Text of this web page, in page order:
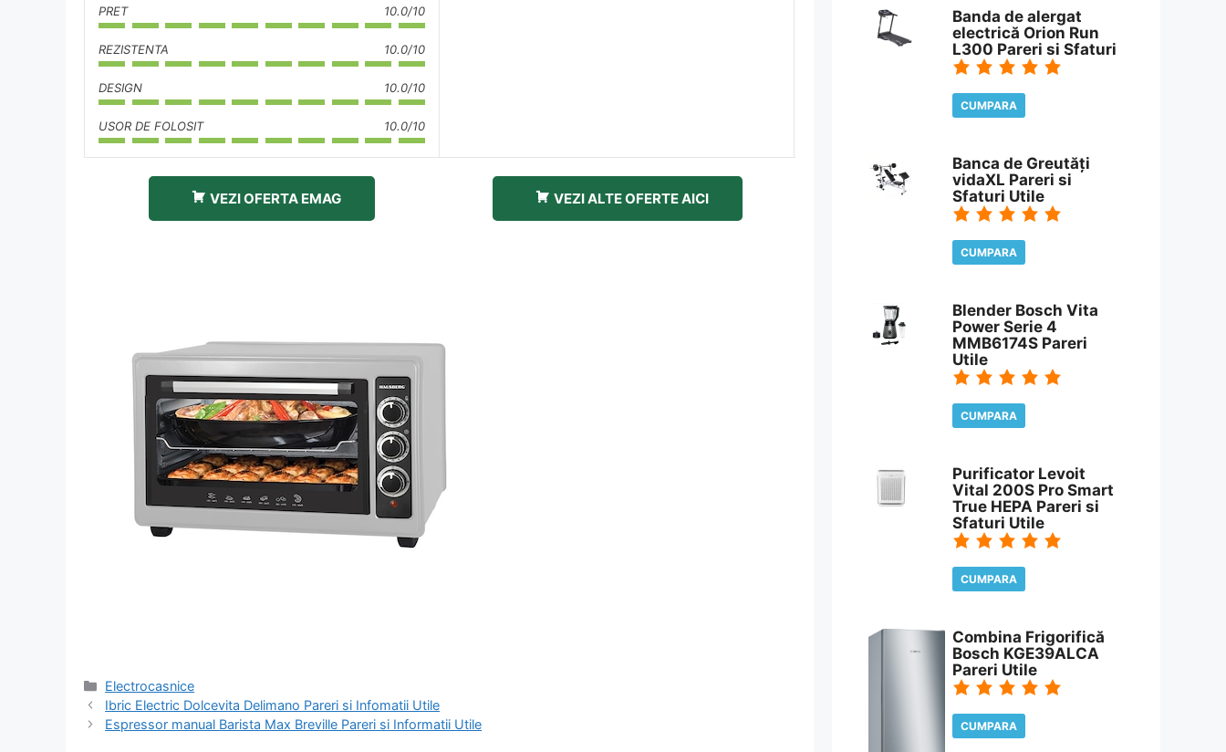
PRET 10.0/10
REZISTENTA 10.0/10
DESIGN 10.0/10
USOR DE FOLOSIT 10.0/10
VEZI OFERTA EMAG VEZI ALTE OFERTE AICI
Categorii
Electrocasnice
Navigare
în
Ibric Electric Dolcevita Delimano Pareri si Infomatii Utile
Espressor manual Barista Max Breville Pareri si Informatii Utile
Banda de alergat
electrică Orion Run
L300 Pareri si Sfaturi
CUMPARA
Banca de Greutăți
vidaXL Pareri si
Sfaturi Utile
CUMPARA
Blender Bosch Vita
Power Serie 4
MMB6174S Pareri
Utile
CUMPARA
Purificator Levoit
Vital 200S Pro Smart
True HEPA Pareri si
Sfaturi Utile
CUMPARA
Combina Frigorifică
Bosch KGE39ALCA
Pareri Utile
CUMPARA